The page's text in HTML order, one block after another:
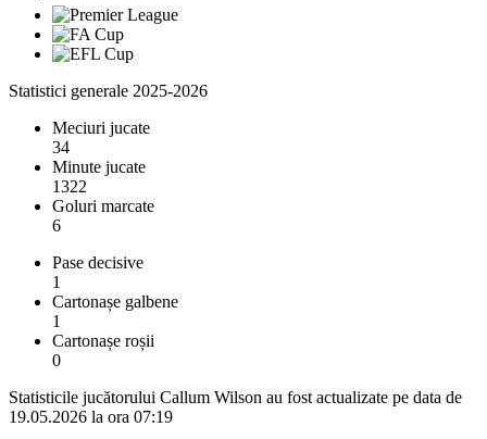
Statistici generale 2025-2026
Meciuri jucate
34
Minute jucate
1322
Goluri marcate
6
Pase decisive
1
Cartonașe galbene
1
Cartonașe roșii
0
Statisticile jucătorului Callum Wilson au fost actualizate pe data de
19.05.2026 la ora 07:19